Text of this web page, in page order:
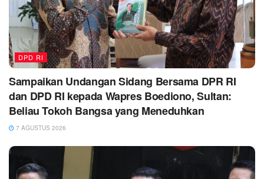
DPD RI
Sampaikan Undangan Sidang Bersama DPR RI
dan DPD RI kepada Wapres Boediono, Sultan:
Beliau Tokoh Bangsa yang Meneduhkan
7 AGUSTUS 2026